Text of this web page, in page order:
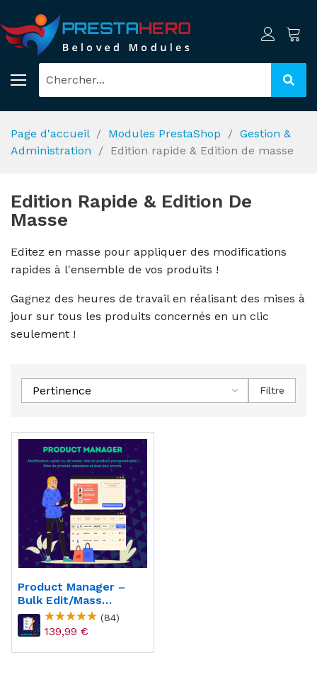
Page d'accueil Modules PrestaShop
Gestion &
Administration
Edition rapide & Edition de masse
Edition Rapide & Edition De
Masse
Editez en masse pour appliquer des modifications
rapides à l'ensemble de vos produits !
Gagnez des heures de travail en réalisant des mises à
jour sur tous les produits concernés en un clic
seulement !
Pertinence Filtre
Product Manager –
Bulk Edit/mass
Edit/quick Edit(84)
139,99 €